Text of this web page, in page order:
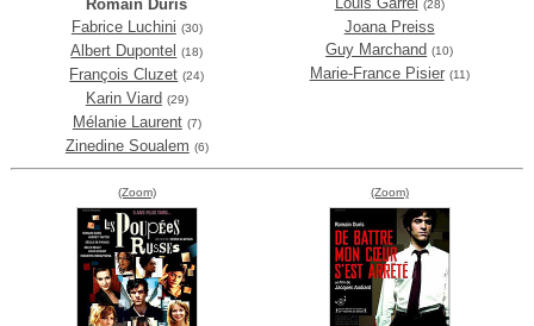
Romain Duris
Fabrice Luchini (30)
Albert Dupontel (18)
François Cluzet (24)
Karin Viard (29)
Mélanie Laurent (7)
Zinedine Soualem (6)
(28)
Joana Preiss
Guy Marchand (10)
Marie-France Pisier (11)
(Zoom) (Zoom)